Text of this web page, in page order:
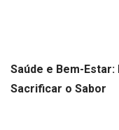
Saúde e Bem-
Sacrificar o Sabor